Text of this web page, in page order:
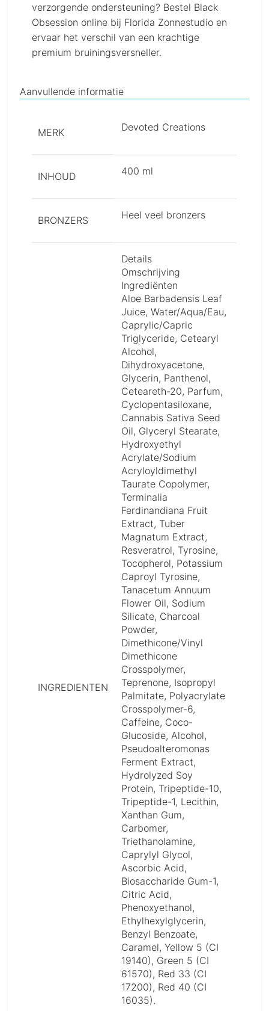
verzorgende ondersteuning? Bestel Black
Obsession online bij Florida Zonnestudio en
ervaar het verschil van een krachtige
premium bruiningsversneller.
Aanvullende informatie
MERK Devoted Creations
INHOUD 400 ml
BRONZERS Heel veel bronzers
INGREDIENTEN
Details
Omschrijving
Ingrediënten
Aloe Barbadensis Leaf
Juice, Water/Aqua/Eau,
Caprylic/Capric
Triglyceride, Cetearyl
Alcohol,
Dihydroxyacetone,
Glycerin, Panthenol,
Ceteareth-20, Parfum,
Cyclopentasiloxane,
Cannabis Sativa Seed
Oil, Glyceryl Stearate,
Hydroxyethyl
Acrylate/Sodium
Acryloyldimethyl
Taurate Copolymer,
Terminalia
Ferdinandiana Fruit
Extract, Tuber
Magnatum Extract,
Resveratrol, Tyrosine,
Tocopherol, Potassium
Caproyl Tyrosine,
Tanacetum Annuum
Flower Oil, Sodium
Silicate, Charcoal
Powder,
Dimethicone/Vinyl
Dimethicone
Crosspolymer,
Teprenone, Isopropyl
Palmitate, Polyacrylate
Crosspolymer-6,
Caffeine, Coco-
Glucoside, Alcohol,
Pseudoalteromonas
Ferment Extract,
Hydrolyzed Soy
Protein, Tripeptide-10,
Tripeptide-1, Lecithin,
Xanthan Gum,
Carbomer,
Triethanolamine,
Caprylyl Glycol,
Ascorbic Acid,
Biosaccharide Gum-1,
Citric Acid,
Phenoxyethanol,
Ethylhexylglycerin,
Benzyl Benzoate,
Caramel, Yellow 5 (CI
19140), Green 5 (CI
61570), Red 33 (CI
17200), Red 40 (CI
16035).